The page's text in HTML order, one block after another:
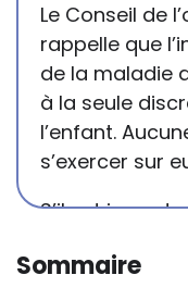
Le Conseil de
rappelle que
de la maladie
à la seule
l’enfant.
s’exercer sur
S’il est
conséquences
Sommaire